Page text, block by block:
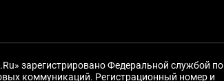
зарегистрировано Федеральной службой по
коммуникаций. Регистрационный номер и